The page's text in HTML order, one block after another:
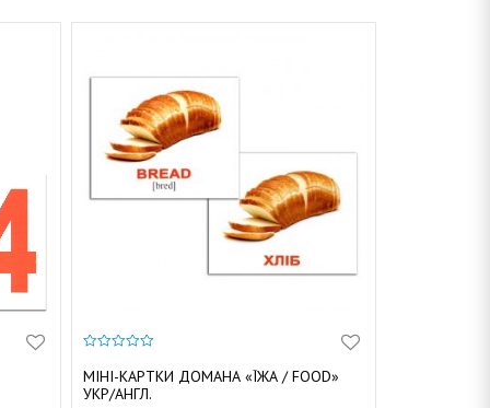
з
5
МІНІ-КАРТКИ ДОМАНА «ЇЖА / FOOD»
УКР/АНГЛ.